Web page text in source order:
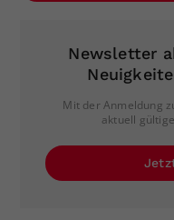
Newsletter
Mit der Anmeldung
aktuell